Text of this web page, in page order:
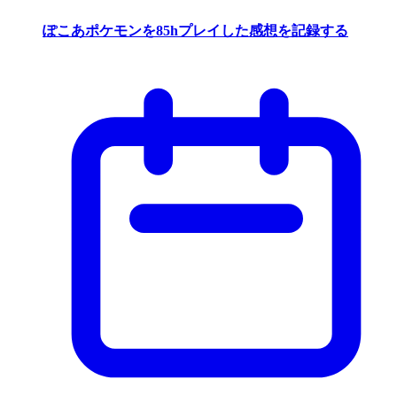
ぽこあポケモンを85hプレイした感想を記録する